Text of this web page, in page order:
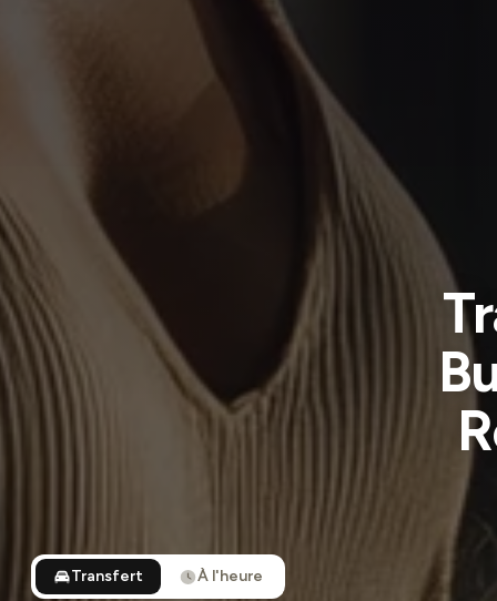
Transfert À l'heure